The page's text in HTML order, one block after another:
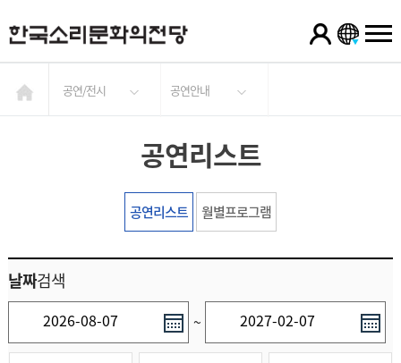
공연/전시 공연안내
공연리스트
공연리스트 월별프로그램
날짜검색
~